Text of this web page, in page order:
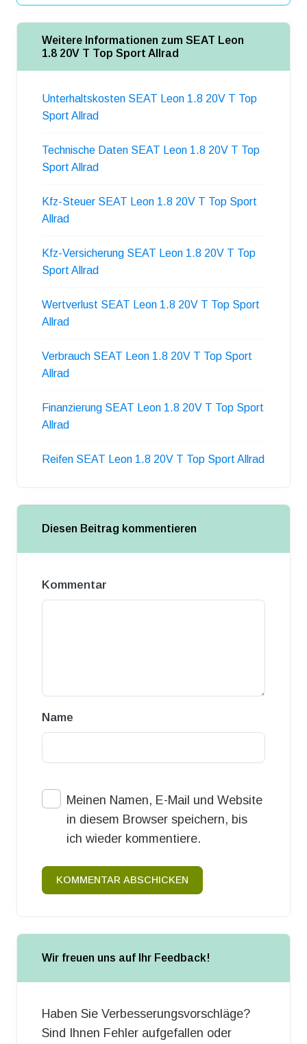
Weitere Informationen zum SEAT Leon
1.8 20V T Top Sport Allrad
Unterhaltskosten SEAT Leon 1.8 20V T Top
Sport Allrad
Technische Daten SEAT Leon 1.8 20V T Top
Sport Allrad
Kfz-Steuer SEAT Leon 1.8 20V T Top Sport
Allrad
Kfz-Versicherung SEAT Leon 1.8 20V T Top
Sport Allrad
Wertverlust SEAT Leon 1.8 20V T Top Sport
Allrad
Verbrauch SEAT Leon 1.8 20V T Top Sport
Allrad
Finanzierung SEAT Leon 1.8 20V T Top Sport
Allrad
Reifen SEAT Leon 1.8 20V T Top Sport Allrad
Diesen Beitrag kommentieren
Kommentar
Name
Meinen Namen, E-Mail und Website
in diesem Browser speichern, bis
ich wieder kommentiere.
KOMMENTAR ABSCHICKEN
Wir freuen uns auf Ihr Feedback!
Haben Sie Verbesserungsvorschläge?
Sind Ihnen Fehler aufgefallen oder